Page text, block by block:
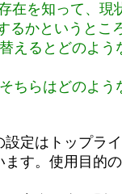
在を知って、現
るかというとこ
えるとどのよう
ちらはどのよう
定はトップラ
す。使用目的